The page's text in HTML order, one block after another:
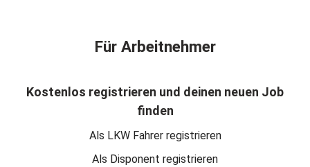
Für Arbeitnehmer
Kostenlos registrieren und deinen neuen Job
finden
Als LKW Fahrer registrieren
Als Disponent registrieren